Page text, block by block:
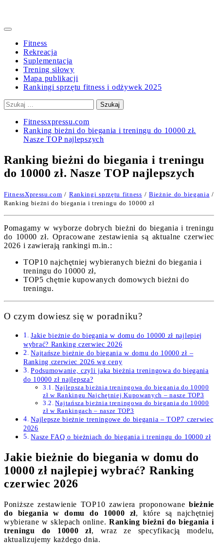
Primary
Fitness
Rekreacja
Suplementacja
Trening siłowy
Mapa publikacji
Rankingi sprzętu fitness i odżywek 2025
Szukaj:
Fitnessxpressu.com
Ranking bieżni do biegania i treningu do 10000 zł.
Nasze TOP najlepszych
Ranking bieżni do biegania i treningu
do 10000 zł. Nasze TOP najlepszych
FitnessXpressu.com / Rankingi sprzętu fitness /Bieżnie do biegania /
Ranking bieżni do biegania i treningu do 10000 zł
Pomagamy w wyborze dobrych bieżni do biegania i treningu
do 10000 zł. Opracowane zestawienia są aktualne czerwiec
2026 i zawierają rankingi m.in.:
TOP10 najchętniej wybieranych bieżni do biegania i
treningu do 10000 zł,
TOP5 chętnie kupowanych domowych bieżni do
treningu.
O czym dowiesz się w poradniku?
Jakie bieżnie do biegania w domu do 10000 zł najlepiej
wybrać? Ranking czerwiec 2026
Najtańsze bieżnie do biegania w domu do 10000 zł –
Ranking czerwiec 2026 wg ceny
Podsumowanie, czyli jaka bieżnia treningowa do biegania
do 10000 zł najlepsza?
Najlepsza bieżnia treningowa do biegania do 10000
zł w Rankingu Najchętniej Kupowanych – nasze TOP3
Najtańsza bieżnia treningowa do biegania do 10000
zł w Rankingach – nasze TOP3
Najlepsze bieżnie treningowe do biegania – TOP7 czerwiec
2026
Nasze FAQ o bieżniach do biegania i treningu do 10000 zł
Jakie bieżnie do biegania w domu do
10000 zł najlepiej wybrać? Ranking
czerwiec 2026
Poniższe zestawienie TOP10 zawiera proponowanebieżnie
do biegania w domu do 10000 zł, które są najchętniej
wybierane w sklepach online. Ranking bieżni do biegania i
treningu do 10000 zł, wraz ze specyfikacją modelu,
aktualizujemy każdego dnia.